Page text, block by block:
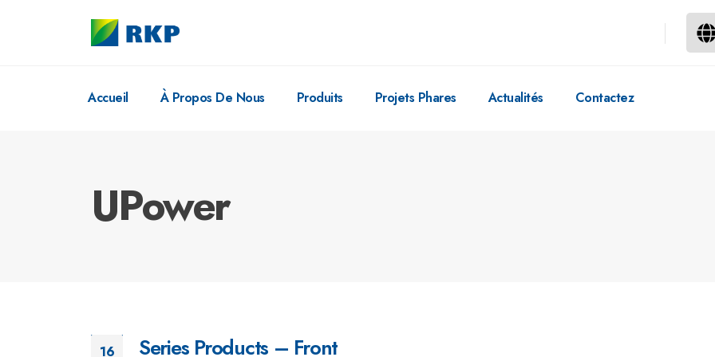
Accueil À Propos De Nous Produits Projets Phares Actualités Contactez
UPower
16 Series Products – Front